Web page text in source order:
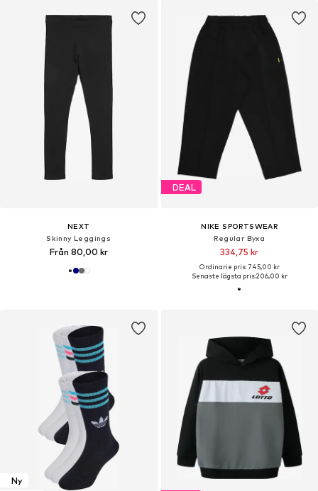
NEXT
Skinny Leggings
Från 80,00 kr
DEAL
NIKE SPORTSWEAR
Regular Byxa
334,75 kr
Ordinarie pris: 745,00 kr
Senaste lägsta pris:206,00 kr
Ny